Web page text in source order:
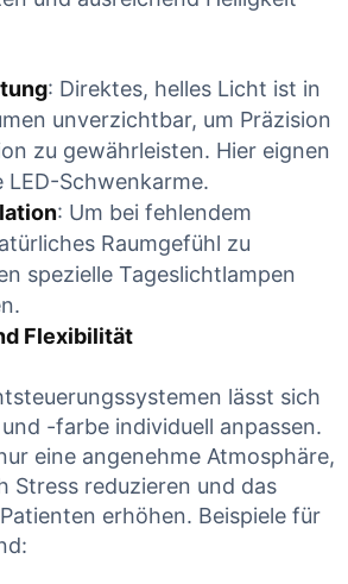
: Direktes, helles Licht ist in
unverzichtbar, um Präzision
zu gewährleisten. Hier eignen
LED-Schwenkarme.
: Um bei fehlendem
Raumgefühl zu
spezielle Tageslichtlampen
Flexibilität
lässt sich
-farbe individuell anpassen.
eine angenehme Atmosphäre,
Stress reduzieren und das
erhöhen. Beispiele für